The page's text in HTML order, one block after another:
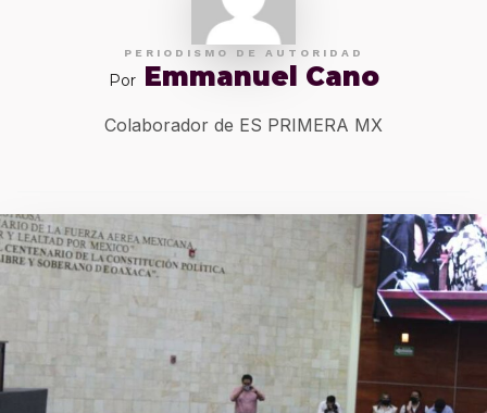
PERIODISMO DE AUTORIDAD
Por Emmanuel Cano
Colaborador de ES PRIMERA MX